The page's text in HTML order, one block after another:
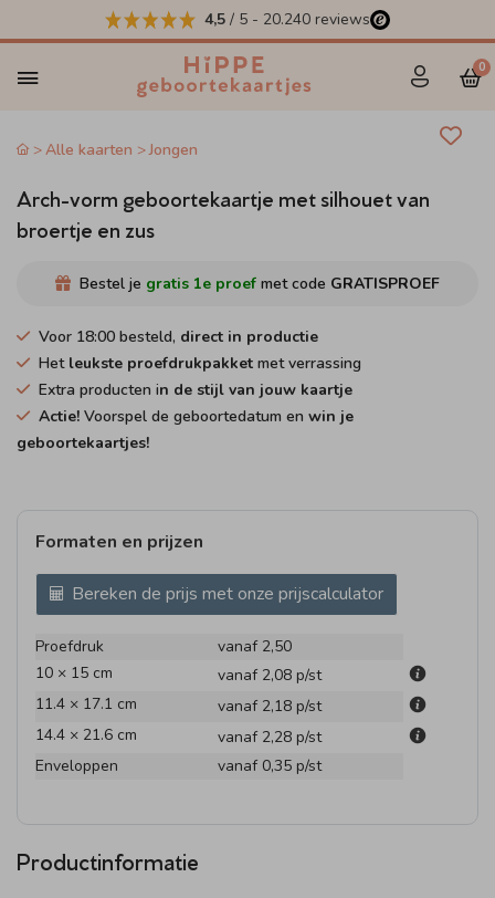
4,5 / 5 - 20.240 reviews
0
Alle kaarten Jongen
Arch-vorm geboortekaartje met silhouet van
broertje en zus
Bestel je gratis 1e proef met code GRATISPROEF
Voor 18:00 besteld, direct in productie
Het leukste proefdrukpakket met verrassing
Extra producten in de stijl van jouw kaartje
Actie! Voorspel de geboortedatum en win je
geboortekaartjes!
Formaten en prijzen
Bereken de prijs met onze prijscalculator
Proefdruk
vanaf 2,50
10 × 15 cm
vanaf 2,08 p/st
11.4 × 17.1 cm
vanaf 2,18 p/st
14.4 × 21.6 cm
vanaf 2,28 p/st
Enveloppen
vanaf 0,35 p/st
Productinformatie